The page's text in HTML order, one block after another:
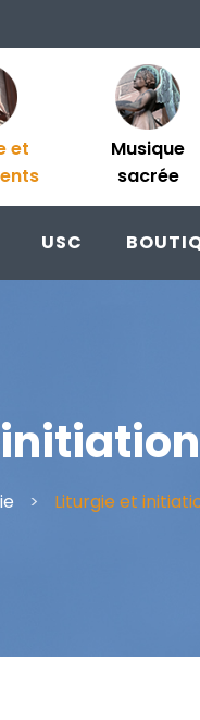
et
Musique
sacrée
USC
> Liturgie et